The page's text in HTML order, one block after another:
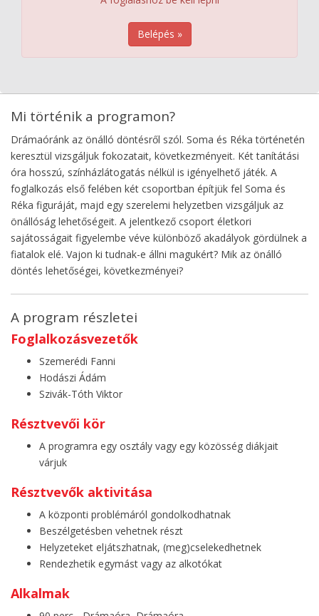
Belépés »
Mi történik a programon?
Drámaóránk az önálló döntésről szól. Soma és Réka történetén
keresztül vizsgáljuk fokozatait, következményeit. Két tanítátási
óra hosszú, színházlátogatás nélkül is igényelhető játék. A
foglalkozás első felében két csoportban építjük fel Soma és
Réka figuráját, majd egy szerelemi helyzetben vizsgáljuk az
önállóság lehetőségeit. A jelentkező csoport életkori
sajátosságait figyelembe véve különböző akadályok gördülnek a
fiatalok elé. Vajon ki tudnak-e állni magukért? Mik az önálló
döntés lehetőségei, következményei?
A program részletei
Foglalkozásvezetők
Szemerédi Fanni
Hodászi Ádám
Szivák-Tóth Viktor
Résztvevői kör
A programra egy osztály vagy egy közösség diákjait
várjuk
Résztvevők aktivitása
A központi problémáról gondolkodhatnak
Beszélgetésben vehetnek részt
Helyzeteket eljátszhatnak, (meg)cselekedhetnek
Rendezhetik egymást vagy az alkotókat
Alkalmak